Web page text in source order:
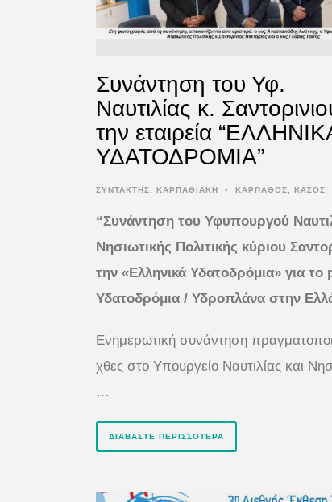
Συνάντηση του Υφ.
Ναυτιλίας κ.
την εταιρεία
ΥΔΑΤΟΔΡΟΜΙΑ”
ΣΥΝΤΆΚΤΗΣ: ΚΑΡΠΑΘΙΑΚΗ • ΚΑΡΠΑΘΟΣ ΚΑΣΟΣ
“Συνάντηση του Υφυπουργού
Νησιωτικής Πολιτικής κύριου
την «Ελληνικά Υδατοδρόμια» για το
Υδατοδρόμια / Υδροπλάνα στην
Ενημερωτική συνάντηση
χθες στο Υπουργείο Ναυτιλίας και
…
ΔΙΑΒΆΣΤΕ ΠΕΡΙΣΣΌΤΕΡΑ